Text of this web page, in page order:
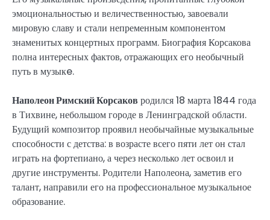
эмоциональностью и величественностью, завоевали
мировую славу и стали непременным компонентом
знаменитых концертных программ. Биография Корсакова
полна интересных фактов, отражающих его необычный
путь в музыкe.
Наполеон Римский Корсаков родился 18 марта 1844 года
в Тихвине, небольшом городе в Ленинградской области.
Будущий композитор проявил необычайные музыкальные
способности с детства: в возрасте всего пяти лет он стал
играть на фортепиано, а через несколько лет освоил и
другие инструменты. Родители Наполеона, заметив его
талант, направили его на профессиональное музыкальное
образование.